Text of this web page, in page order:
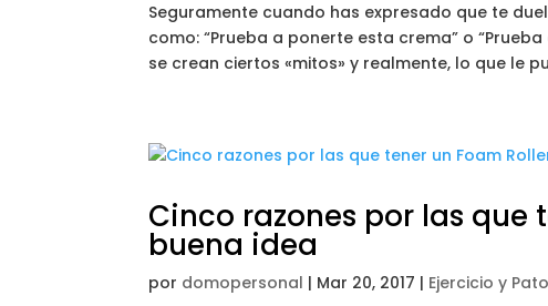
Seguramente cuando has expresado que te
como: “Prueba a ponerte esta crema” o
se crean ciertos «mitos» y realmente, lo que le
Cinco razones por las que
buena idea
por domopersonal | Mar 20, 2017 | Ejercicio y